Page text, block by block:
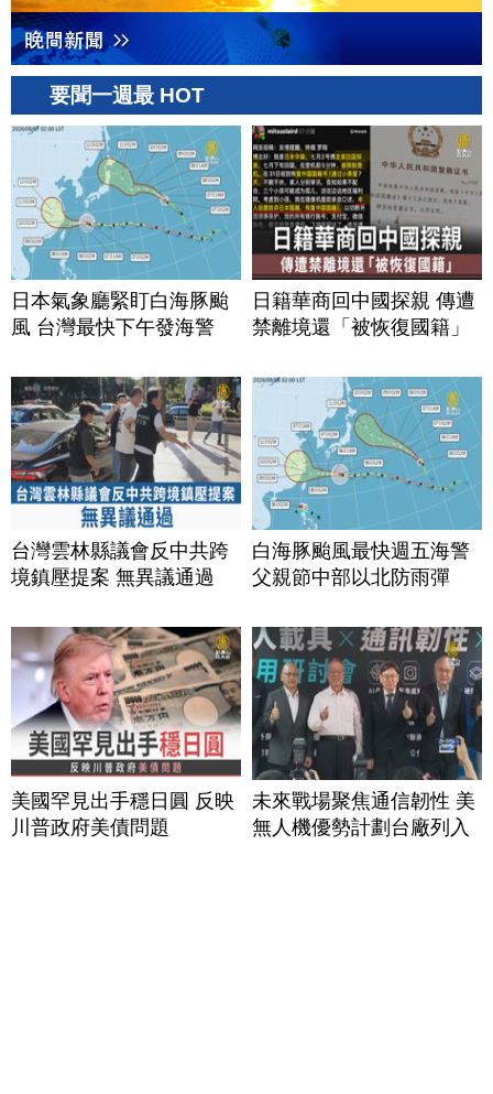
要聞一週最 HOT
日本氣象廳緊盯白海豚颱
風 台灣最快下午發海警
日籍華商回中國探親 傳遭
禁離境還「被恢復國籍」
台灣雲林縣議會反中共跨
境鎮壓提案 無異議通過
白海豚颱風最快週五海警
父親節中部以北防雨彈
美國罕見出手穩日圓 反映
川普政府美債問題
未來戰場聚焦通信韌性 美
無人機優勢計劃台廠列入